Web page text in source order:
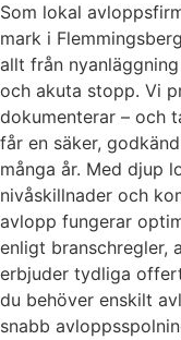
Som lokal
mark i
allt från
och akuta stopp. Vi
dokumenterar – och
får en säker,
många år. Med djup
nivåskillnader och
avlopp fungerar
enligt branschregler,
erbjuder tydliga
du behöver enskilt
snabb